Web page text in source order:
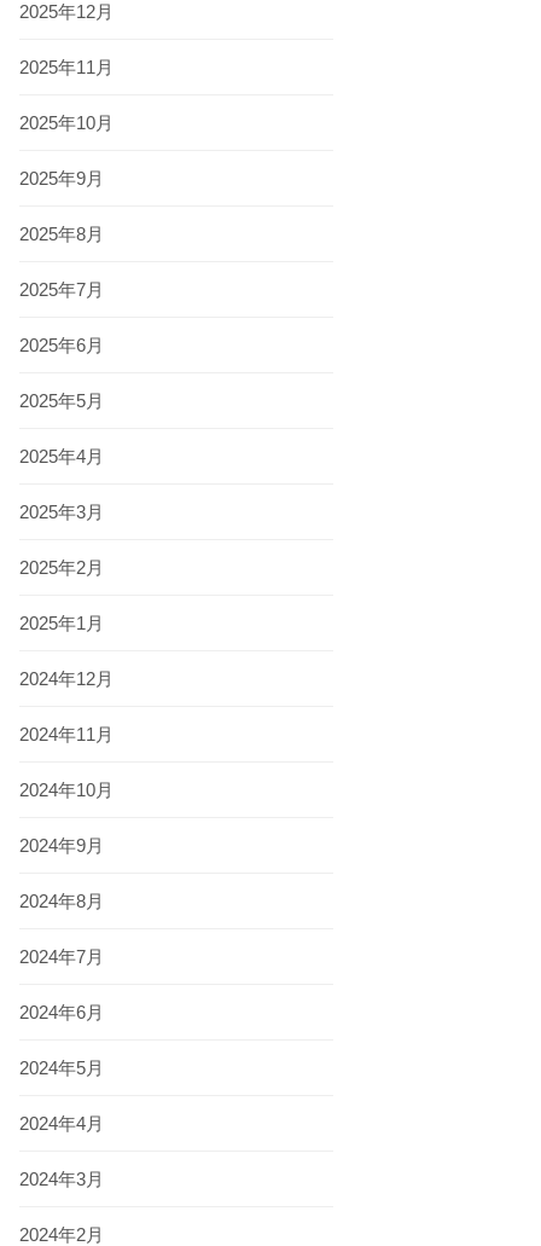
2025年12月
2025年11月
2025年10月
2025年9月
2025年8月
2025年7月
2025年6月
2025年5月
2025年4月
2025年3月
2025年2月
2025年1月
2024年12月
2024年11月
2024年10月
2024年9月
2024年8月
2024年7月
2024年6月
2024年5月
2024年4月
2024年3月
2024年2月